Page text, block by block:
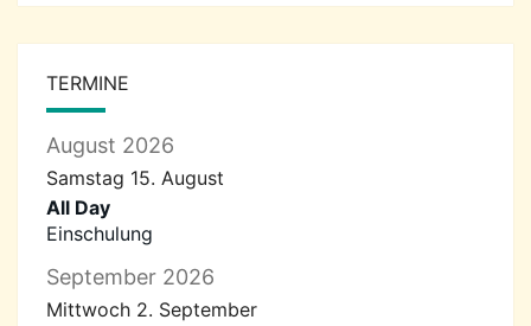
TERMINE
August 2026
Samstag 15. August
All Day
Einschulung
September 2026
Mittwoch 2. September